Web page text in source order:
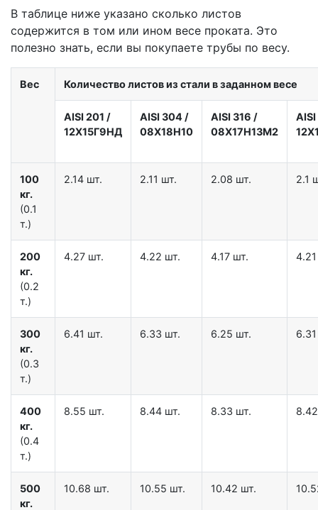
В таблице ниже указано сколько листов
содержится в том или ином весе проката. Это
полезно знать, если вы покупаете трубы по весу.
Вес Количество листов из стали в заданном весе
AISI 201 /
12X15Г9НД
AISI 304 /
08Х18Н10
AISI 316 /
08Х17Н13М2
AISI
100
кг.
(0.1
т.)
2.14 шт. 2.11 шт. 2.08 шт. 2.1
200
кг.
(0.2
т.)
4.27 шт. 4.22 шт. 4.17 шт.
300
кг.
(0.3
т.)
6.41 шт. 6.33 шт. 6.25 шт.
400
кг.
(0.4
т.)
8.55 шт. 8.44 шт. 8.33 шт.
500
кг.
10.68 шт. 10.55 шт. 10.42 шт.